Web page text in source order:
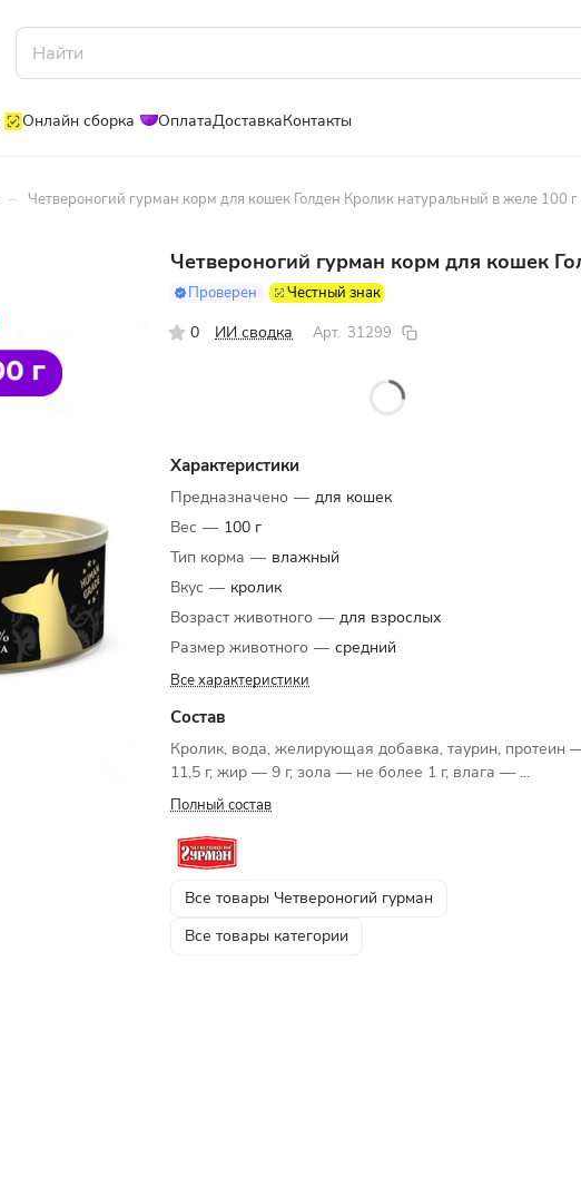
Онлайн сборка ОплатаДоставкаКонтакты
– Четвероногий гурман корм для кошек Голден Кролик натуральный в желе 100 г
Четвероногий гурман корм для кошек
Проверен Честный знак
0 ИИ сводка Арт. 31299
Характеристики
Предназначено — для кошек
Вес — 100 г
Тип корма — влажный
Вкус — кролик
Возраст животного — для взрослых
Размер животного — средний
Все характеристики
Состав
Кролик, вода, желирующая добавка, таурин, протеин
11,5 г, жир — 9 г, зола — не более 1 г, влага — ...
Полный состав
Все товары Четвероногий гурман
Все товары категории